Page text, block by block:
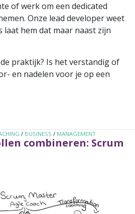
of werk om een dedicated
Onze lead developer weet
laat hem dat maar naast zijn
praktijk? Is het verstandig of
en nadelen voor je op een
/ BUSINESS / MANAGEMENT
combineren: Scrum